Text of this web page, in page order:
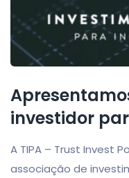
investidor
A TIPA – Trust Invest
associação de